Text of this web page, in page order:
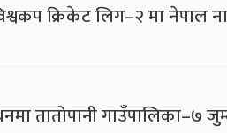
क्रिकेट लिग–२ मा नेपाल
तातोपानी गाउँपालिका–७